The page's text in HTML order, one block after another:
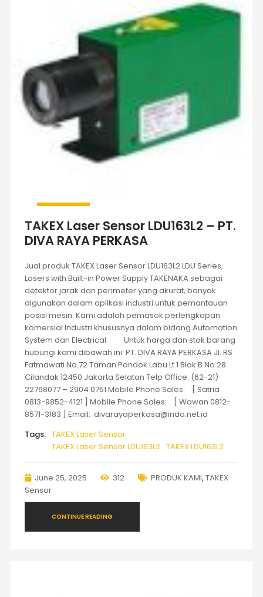
TAKEX Laser Sensor LDU163L2 – PT.
DIVA RAYA PERKASA
Jual produk TAKEX Laser Sensor LDU163L2 LDU Series,
Lasers with Built-in Power Supply TAKENAKA sebagai
detektor jarak dan perimeter yang akurat, banyak
digunakan dalam aplikasi industri untuk pemantauan
posisi mesin. Kami adalah pemasok perlengkapan
komersial Industri khususnya dalam bidang Automation
System dan Electrical. Untuk harga dan stok barang
hubungi kami dibawah ini: PT. DIVA RAYA PERKASA Jl. RS
Fatmawati No.72 Taman Pondok Labu Lt.1 Blok B No.28
Cilandak 12450 Jakarta Selatan Telp Office: (62-21)
22768077 – 2904 0751 Mobile Phone Sales: [ Satria
0813-9852-4121 ] Mobile Phone Sales: [ Wawan 0812-
8571-3183 ] Email: divarayaperkasa@indo.net.id
Tags: TAKEX Laser Sensor
TAKEX Laser Sensor LDU163L2 TAKEX LDU163L2
June 25, 2025 312 PRODUK KAMI, TAKEX
Sensor
CONTINUE READING